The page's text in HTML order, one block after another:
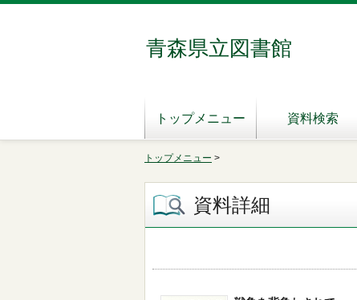
青森県立図書館
トップメニュー 資料検索
トップメニュー >
資料詳細